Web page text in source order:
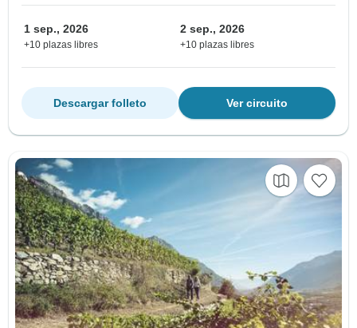
1 sep., 2026
+10 plazas libres
2 sep., 2026
+10 plazas libres
Ver circuito
Descargar folleto